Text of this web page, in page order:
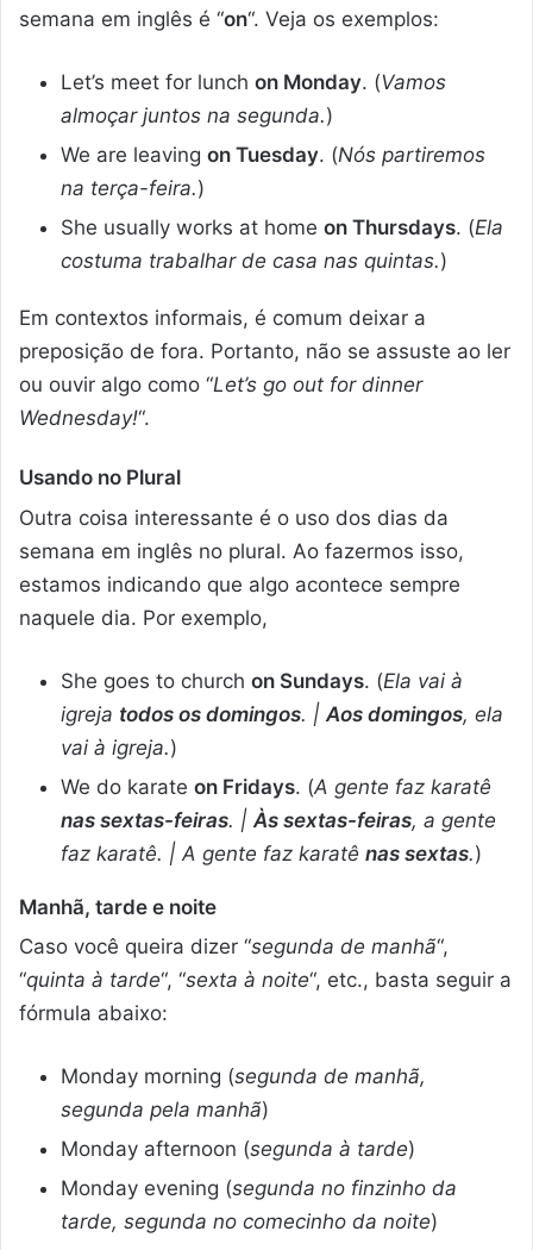
semana em inglês é “on“. Veja os exemplos:
Let’s meet for lunch on Monday. (Vamos
almoçar juntos na segunda.)
We are leaving on Tuesday. (Nós partiremos
na terça-feira.)
She usually works at home on Thursdays. (Ela
costuma trabalhar de casa nas quintas.)
Em contextos informais, é comum deixar a
preposição de fora. Portanto, não se assuste ao ler
ou ouvir algo como “Let’s go out for dinner
Wednesday!“.
Usando no Plural
Outra coisa interessante é o uso dos dias da
semana em inglês no plural. Ao fazermos isso,
estamos indicando que algo acontece sempre
naquele dia. Por exemplo,
She goes to church on Sundays. (Ela vai à
igreja todos os domingos. | Aos domingos, ela
vai à igreja.)
We do karate on Fridays. (A gente faz karatê
nas sextas-feiras. | Às sextas-feiras, a gente
faz karatê. | A gente faz karatê nas sextas.)
Manhã, tarde e noite
Caso você queira dizer “segunda de manhã“,
“quinta à tarde“, “sexta à noite“, etc., basta seguir a
fórmula abaixo:
Monday morning (segunda de manhã,
segunda pela manhã)
Monday afternoon (segunda à tarde)
Monday evening (segunda no finzinho da
tarde, segunda no comecinho da noite)